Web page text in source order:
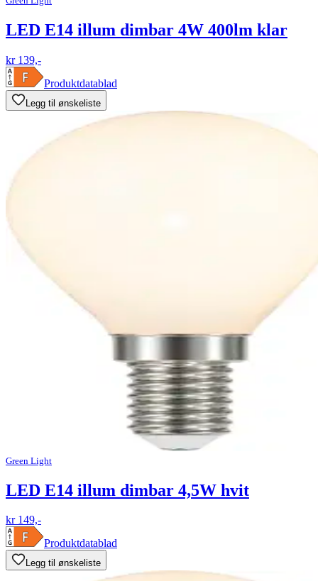
LED E14 illum dimbar 4W 400lm klar
kr 139,-
Produktdatablad
Legg til ønskeliste
Green Light
LED E14 illum dimbar 4,5W hvit
kr 149,-
Produktdatablad
Legg til ønskeliste